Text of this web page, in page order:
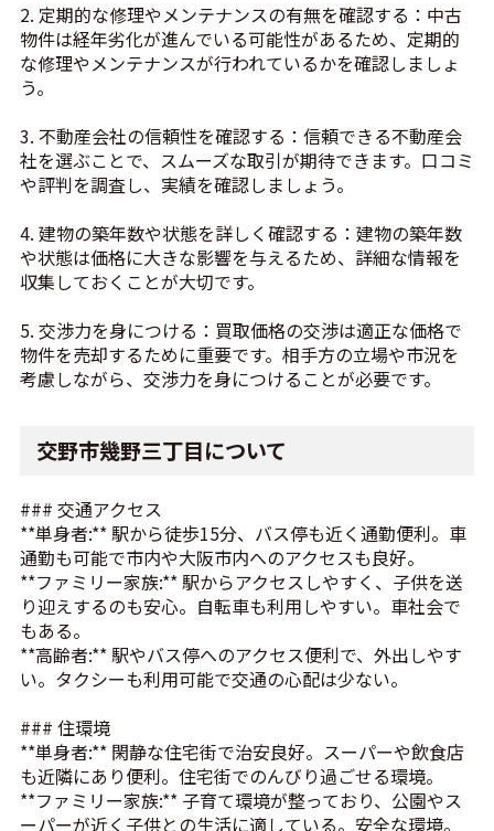
2. 定期的な修理やメンテナンスの有無を確認する：中古
物件は経年劣化が進んでいる可能性があるため、定期的
な修理やメンテナンスが行われているかを確認しましょ
う。
3. 不動産会社の信頼性を確認する：信頼できる不動産会
社を選ぶことで、スムーズな取引が期待できます。口コミ
や評判を調査し、実績を確認しましょう。
4. 建物の築年数や状態を詳しく確認する：建物の築年数
や状態は価格に大きな影響を与えるため、詳細な情報を
収集しておくことが大切です。
5. 交渉力を身につける：買取価格の交渉は適正な価格で
物件を売却するために重要です。相手方の立場や市況を
考慮しながら、交渉力を身につけることが必要です。
交野市幾野三丁目について
### 交通アクセス
**単身者:** 駅から徒歩15分、バス停も近く通勤便利。車
通勤も可能で市内や大阪市内へのアクセスも良好。
**ファミリー家族:** 駅からアクセスしやすく、子供を送
り迎えするのも安心。自転車も利用しやすい。車社会で
もある。
**高齢者:** 駅やバス停へのアクセス便利で、外出しやす
い。タクシーも利用可能で交通の心配は少ない。
### 住環境
**単身者:** 閑静な住宅街で治安良好。スーパーや飲食店
も近隣にあり便利。住宅街でのんびり過ごせる環境。
**ファミリー家族:** 子育て環境が整っており、公園やス
ーパーが近く子供との生活に適している。安全な環境。